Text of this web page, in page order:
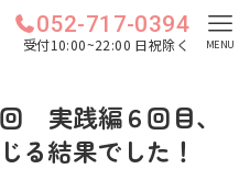
052-717-0394
受付10:00~22:00 日祝除く MENU
実践編６回目、
る結果でした！